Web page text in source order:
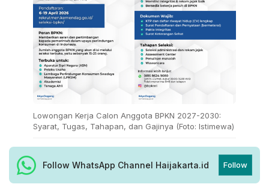
Lowongan Kerja Calon Anggota BPKN 2027-2030:
Syarat, Tugas, Tahapan, dan Gajinya (Foto: Istimewa)
Follow WhatsApp Channel Haijakarta.id Follow